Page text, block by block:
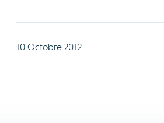
10 Octobre 2012